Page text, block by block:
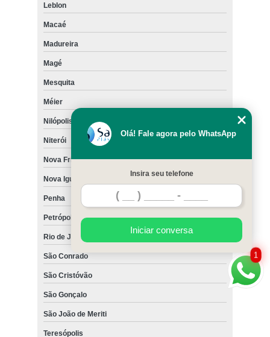
Leblon
Macaé
Madureira
Magé
Mesquita
Méier
Nilópolis
Niterói
Nova Friburgo
Nova Iguaçu
Penha
Petrópolis
Rio de Janeiro
São Conrado
São Cristóvão
São Gonçalo
São João de Meriti
Teresópolis
1
Olá! Fale agora pelo WhatsApp
Insira seu telefone
Iniciar conversa